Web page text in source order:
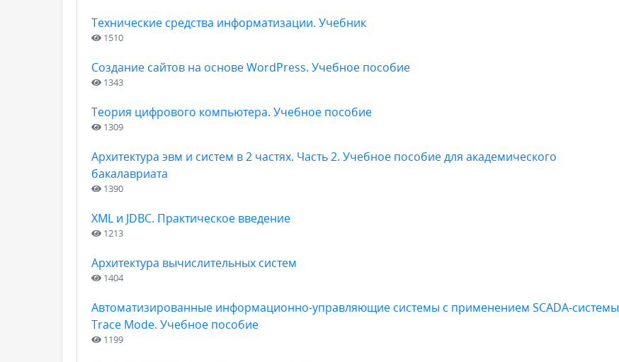
Технические средства информатизации. Учебник
1510
Создание сайтов на основе WordPress. Учебное пособие
1343
Теория цифрового компьютера. Учебное пособие
1309
Архитектура эвм и систем в 2 частях. Часть 2. Учебное пособие для академического
бакалавриата
1390
XML и JDBC. Практическое введение
1213
Архитектура вычислительных систем
1404
Автоматизированные информационно-управляющие системы с применением SCADA-системы
Trace Mode. Учебное пособие
1199